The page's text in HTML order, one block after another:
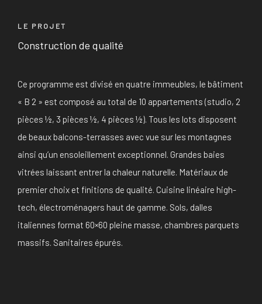
LE PROJET
Construction de qualité
Ce programme est divisé en quatre immeubles, le bâtiment
« B 2 » est composé au total de 10 appartements (studio, 2
pièces ½, 3 pièces ½, 4 pièces ½). Tous les lots disposent
de beaux balcons-terrasses avec vue sur les montagnes
ainsi qu’un ensoleillement exceptionnel. Grandes baies
vitrées laissant entrer la chaleur naturelle. Matériaux de
premier choix et finitions de qualité. Cuisine linéaire high-
tech, électroménagers haut de gamme. Sols, dalles
italiennes format 60×60 pleine masse, chambres parquets
massifs. Sanitaires épurés.